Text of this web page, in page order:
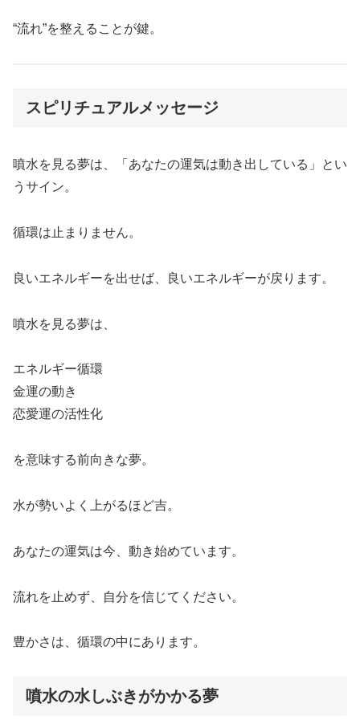
“流れ”を整えることが鍵。
スピリチュアルメッセージ
噴水を見る夢は、「あなたの運気は動き出している」とい
うサイン。
循環は止まりません。
良いエネルギーを出せば、良いエネルギーが戻ります。
噴水を見る夢は、
エネルギー循環
金運の動き
恋愛運の活性化
を意味する前向きな夢。
水が勢いよく上がるほど吉。
あなたの運気は今、動き始めています。
流れを止めず、自分を信じてください。
豊かさは、循環の中にあります。
噴水の水しぶきがかかる夢